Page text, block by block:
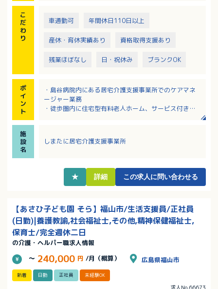
こ
だ
わ
り
車通勤可 年間休日110日以上
産休・育休実績あり 資格取得支援あり
残業ほぼなし 日・祝休み ブランクOK
ポ
イ
ン
ト
・島谷病院内にある居宅介護支援事業所でのケアマネ
ージャー業務
・徒歩圏内に住宅型有料老人ホーム、サービス付き高
ポートを受けながら成長できる環境です
・多様な医療専門職と密に連携しながらケアプランを
施
設
名
しまたに居宅介護支援事業所
★ 詳細 この求人に問い合わせる
【あさひ子ども園 そら】福山市/生活支援員/正社員
(日勤)|養護教諭,社会福祉士,その他,精神保健福祉士,
保育士/完全週休二日
の介護・ヘルパー職求人情報
～ 240,000 円 /月（概算） 広島県福山市
新着 日勤 正社員 未経験OK
求人No.66673